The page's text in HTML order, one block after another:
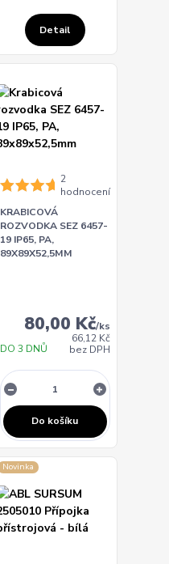
Detail
2
hodnocení
KRABICOVÁ
ROZVODKA SEZ 6457-
19 IP65, PA,
89X89X52,5MM
80,00 Kč/ks
66,12 Kč
bez DPH
DO 3 DNŮ
Do košíku
Novinka